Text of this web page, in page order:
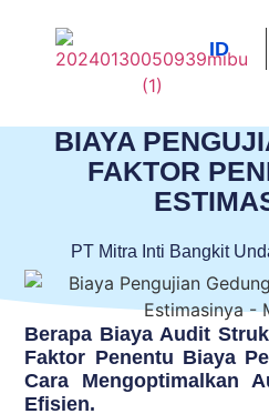
ID
BIAYA
FAKTOR
PT Mitra Inti Bangkit
Berapa Biaya Audit
Faktor Penentu Biaya
Cara Mengoptimalkan
Efisien.